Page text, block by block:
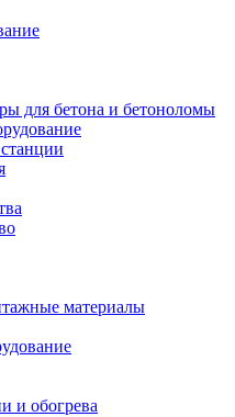
для бетона и бетоноломы
материалы
и обогрева